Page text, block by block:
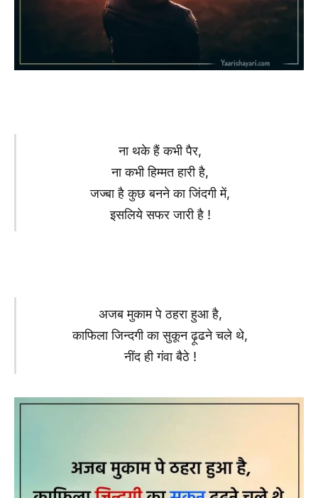
ना थके हैं कभी पैर,
ना कभी हिम्मत हारी है,
जज्बा है कुछ बनने का जिंदगी में,
इसलिये सफर जारी है !
अजब मुकाम पे ठहरा हुआ है,
काफिला जिन्दगी का सुकून ढ़ूढने चले थे,
नींद ही गंवा बैठे !